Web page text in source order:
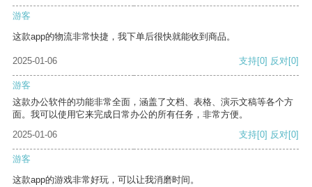
游客
这款app的物流非常快捷，我下单后很快就能收到商品。
2025-01-06 支持[0] 反对[0]
游客
这款办公软件的功能非常全面，涵盖了文档、表格、演示文稿等各个方
面。我可以使用它来完成日常办公的所有任务，非常方便。
2025-01-06
支持[0] 反对[0]
游客
这款app的游戏非常好玩，可以让我消磨时间。